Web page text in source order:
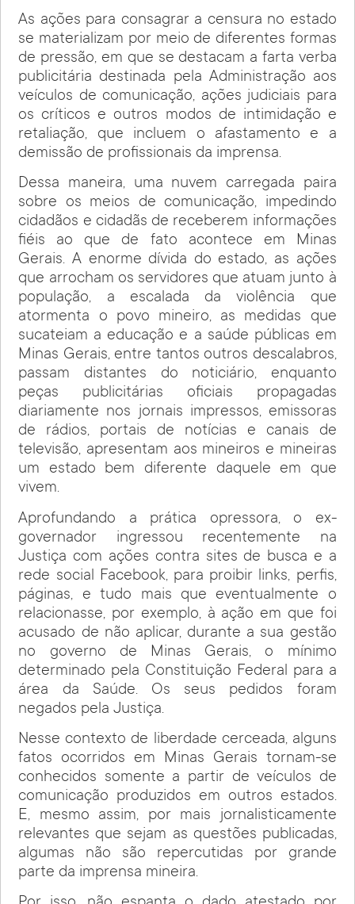
As ações para consagrar a censura no estado
se materializam por meio de diferentes formas
de pressão, em que se destacam a farta verba
publicitária destinada pela Administração aos
veículos de comunicação, ações judiciais para
os críticos e outros modos de intimidação e
retaliação, que incluem o afastamento e a
demissão de profissionais da imprensa.
Dessa maneira, uma nuvem carregada paira
sobre os meios de comunicação, impedindo
cidadãos e cidadãs de receberem informações
fiéis ao que de fato acontece em Minas
Gerais. A enorme dívida do estado, as ações
que arrocham os servidores que atuam junto à
população, a escalada da violência que
atormenta o povo mineiro, as medidas que
sucateiam a educação e a saúde públicas em
Minas Gerais, entre tantos outros descalabros,
passam distantes do noticiário, enquanto
peças publicitárias oficiais propagadas
diariamente nos jornais impressos, emissoras
de rádios, portais de notícias e canais de
televisão, apresentam aos mineiros e mineiras
um estado bem diferente daquele em que
vivem.
Aprofundando a prática opressora, o ex-
governador ingressou recentemente na
Justiça com ações contra sites de busca e a
rede social Facebook, para proibir links, perfis,
páginas, e tudo mais que eventualmente o
relacionasse, por exemplo, à ação em que foi
acusado de não aplicar, durante a sua gestão
no governo de Minas Gerais, o mínimo
determinado pela Constituição Federal para a
área da Saúde. Os seus pedidos foram
negados pela Justiça.
Nesse contexto de liberdade cerceada, alguns
fatos ocorridos em Minas Gerais tornam-se
conhecidos somente a partir de veículos de
comunicação produzidos em outros estados.
E, mesmo assim, por mais jornalisticamente
relevantes que sejam as questões publicadas,
algumas não são repercutidas por grande
parte da imprensa mineira.